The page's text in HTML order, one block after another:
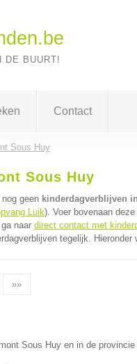
DE BUURT!
Contact
Sous Huy
Sous Huy
geen kinderdagverblijven
Luik). Voer bovenaan
naar direct contact met
tegelijk. Hieronder
»»
Sous Huy en in de provincie